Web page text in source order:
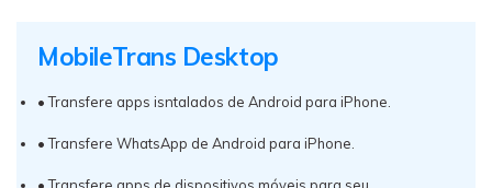
MobileTrans Desktop
• Transfere apps isntalados de Android para iPhone.
• Transfere WhatsApp de Android para iPhone.